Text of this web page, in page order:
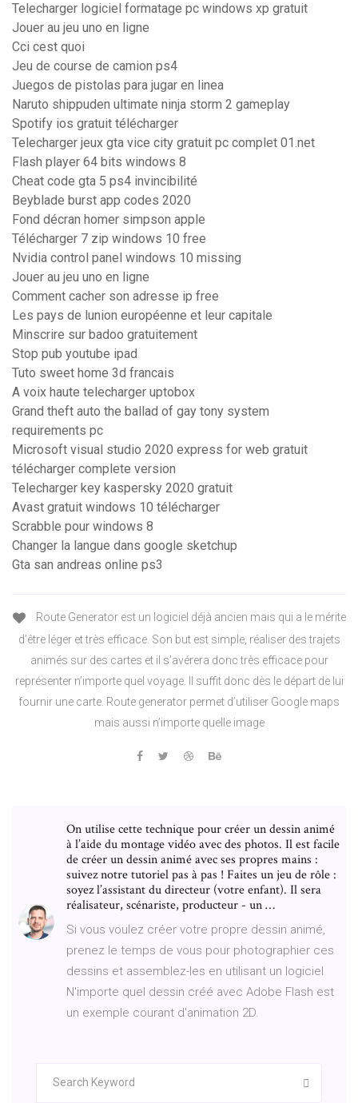
Telecharger logiciel formatage pc windows xp gratuit
Jouer au jeu uno en ligne
Cci cest quoi
Jeu de course de camion ps4
Juegos de pistolas para jugar en linea
Naruto shippuden ultimate ninja storm 2 gameplay
Spotify ios gratuit télécharger
Telecharger jeux gta vice city gratuit pc complet 01.net
Flash player 64 bits windows 8
Cheat code gta 5 ps4 invincibilité
Beyblade burst app codes 2020
Fond décran homer simpson apple
Télécharger 7 zip windows 10 free
Nvidia control panel windows 10 missing
Jouer au jeu uno en ligne
Comment cacher son adresse ip free
Les pays de lunion européenne et leur capitale
Minscrire sur badoo gratuitement
Stop pub youtube ipad
Tuto sweet home 3d francais
A voix haute telecharger uptobox
Grand theft auto the ballad of gay tony system
requirements pc
Microsoft visual studio 2020 express for web gratuit
télécharger complete version
Telecharger key kaspersky 2020 gratuit
Avast gratuit windows 10 télécharger
Scrabble pour windows 8
Changer la langue dans google sketchup
Gta san andreas online ps3
Route Generator est un logiciel déjà ancien mais qui a le mérite
d’être léger et très efficace. Son but est simple, réaliser des trajets
animés sur des cartes et il s’avérera donc très efficace pour
représenter n’importe quel voyage. Il suffit donc dès le départ de lui
fournir une carte. Route generator permet d’utiliser Google maps
mais aussi n’importe quelle image
On utilise cette technique pour créer un dessin animé
à l’aide du montage vidéo avec des photos. Il est facile
de créer un dessin animé avec ses propres mains :
suivez notre tutoriel pas à pas ! Faites un jeu de rôle :
soyez l’assistant du directeur (votre enfant). Il sera
réalisateur, scénariste, producteur - un …
Si vous voulez créer votre propre dessin animé,
prenez le temps de vous pour photographier ces
dessins et assemblez-les en utilisant un logiciel
N'importe quel dessin créé avec Adobe Flash est
un exemple courant d'animation 2D.